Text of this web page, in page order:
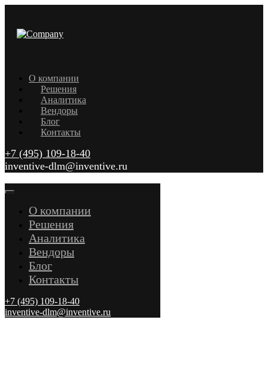
О компании
Решения
Аналитика
Вендоры
Блог
Контакты
+7 (495) 109-18-40
inventive-dlm@inventive.ru
О компании
Решения
Аналитика
Вендоры
Блог
Контакты
+7 (495) 109-18-40
inventive-dlm@inventive.ru